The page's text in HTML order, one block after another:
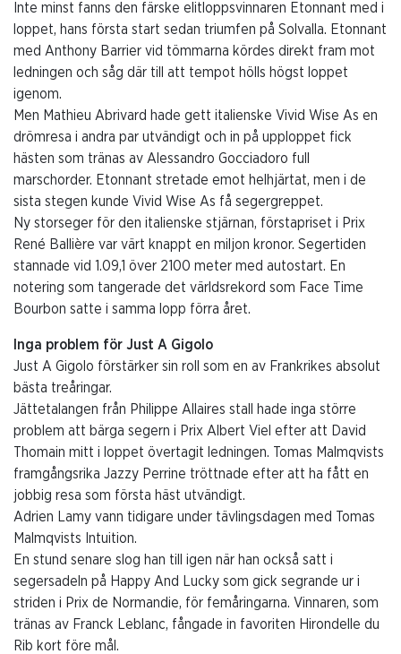
Inte minst fanns den färske elitloppsvinnaren Etonnant med i
loppet, hans första start sedan triumfen på Solvalla. Etonnant
med Anthony Barrier vid tömmarna kördes direkt fram mot
ledningen och såg där till att tempot hölls högst loppet
igenom.
Men Mathieu Abrivard hade gett italienske Vivid Wise As en
drömresa i andra par utvändigt och in på upploppet fick
hästen som tränas av Alessandro Gocciadoro full
marschorder. Etonnant stretade emot helhjärtat, men i de
sista stegen kunde Vivid Wise As få segergreppet.
Ny storseger för den italienske stjärnan, förstapriset i Prix
René Ballière var värt knappt en miljon kronor. Segertiden
stannade vid 1.09,1 över 2100 meter med autostart. En
notering som tangerade det världsrekord som Face Time
Bourbon satte i samma lopp förra året.
Inga problem för Just A Gigolo
Just A Gigolo förstärker sin roll som en av Frankrikes absolut
bästa treåringar.
Jättetalangen från Philippe Allaires stall hade inga större
problem att bärga segern i Prix Albert Viel efter att David
Thomain mitt i loppet övertagit ledningen. Tomas Malmqvists
framgångsrika Jazzy Perrine tröttnade efter att ha fått en
jobbig resa som första häst utvändigt.
Adrien Lamy vann tidigare under tävlingsdagen med Tomas
Malmqvists Intuition.
En stund senare slog han till igen när han också satt i
segersadeln på Happy And Lucky som gick segrande ur i
striden i Prix de Normandie, för femåringarna. Vinnaren, som
tränas av Franck Leblanc, fångade in favoriten Hirondelle du
Rib kort före mål.